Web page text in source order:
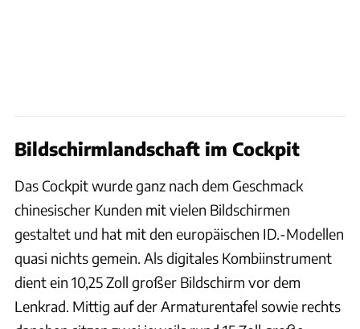
Bildschirmlandschaft im Cockpit
Das Cockpit wurde ganz nach dem Geschmack
chinesischer Kunden mit vielen Bildschirmen
gestaltet und hat mit den europäischen ID.-Modellen
quasi nichts gemein. Als digitales Kombiinstrument
dient ein 10,25 Zoll großer Bildschirm vor dem
Lenkrad. Mittig auf der Armaturentafel sowie rechts